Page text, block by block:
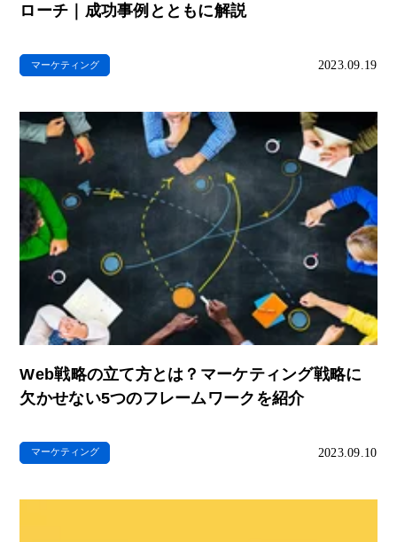
ローチ｜成功事例とともに解説
マーケティング 2023.09.19
Web戦略の立て方とは？マーケティング戦略に
欠かせない5つのフレームワークを紹介
マーケティング 2023.09.10